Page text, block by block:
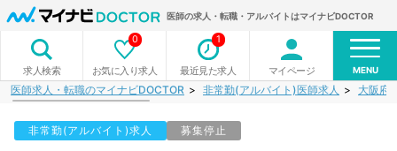
医師の求人・転職・アルバイトはマイナビDOCTOR
求人検索 お気に入り求人
0
最近見た求人
1
マイページ MENU
医師求人・転職のマイナビDOCTOR 非常勤(アルバイト)医師求人 大阪府
非常勤(アルバイト)求人 募集停止